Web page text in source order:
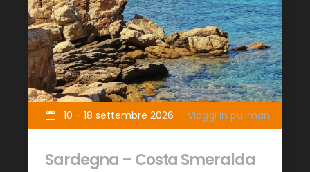
10 - 18 settembre 2026 Viaggi in pullman
Sardegna – Costa Smeralda